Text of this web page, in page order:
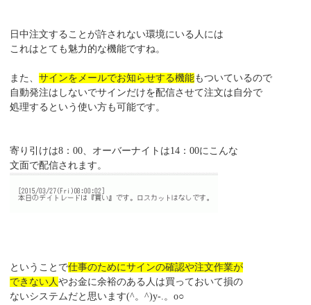
日中注文することが許されない環境にいる人には
これはとても魅力的な機能ですね。
また、サインをメールでお知らせする機能もついているので
自動発注はしないでサインだけを配信させて注文は自分で
処理するという使い方も可能です。
寄り引けは8：00、オーバーナイトは14：00にこんな
文面で配信されます。
ということで仕事のためにサインの確認や注文作業が
できない人やお金に余裕のある人は買っておいて損の
ないシステムだと思います(^。^)y-.。o○